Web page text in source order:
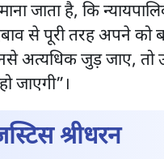
जाता है, कि
से पूरी तरह अपने को
अत्यधिक जुड़ जाए,
जाएगी”।
श्रीधरन